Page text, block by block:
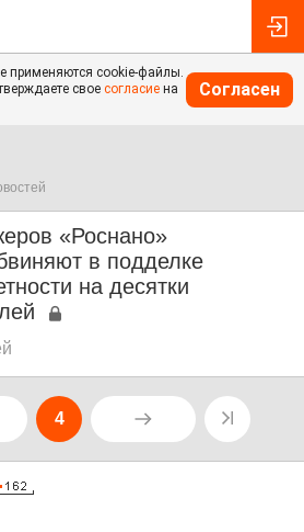
применяются cookie-файлы.
свое согласие на
Согласен
«Роснано»
в подделке
на десятки
4